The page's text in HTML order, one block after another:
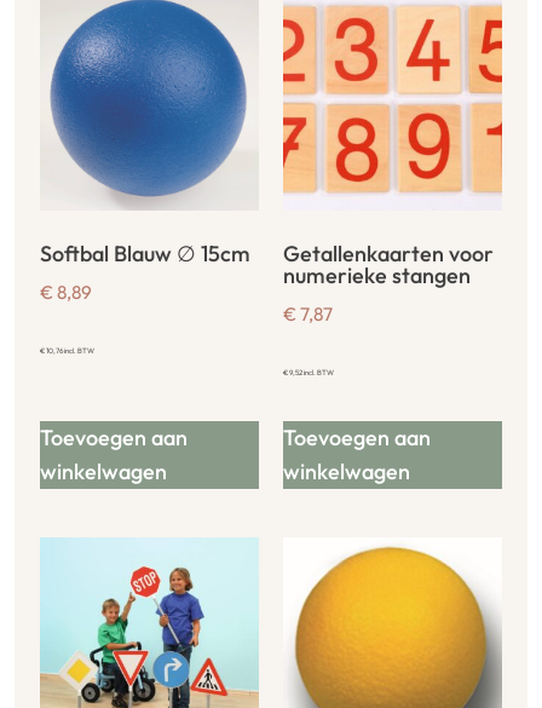
Softbal Blauw ∅ 15cm
€ 8,89
€10,76incl. BTW
Toevoegen aan
winkelwagen
Getallenkaarten voor
numerieke stangen
€ 7,87
€9,52incl. BTW
Toevoegen aan
winkelwagen